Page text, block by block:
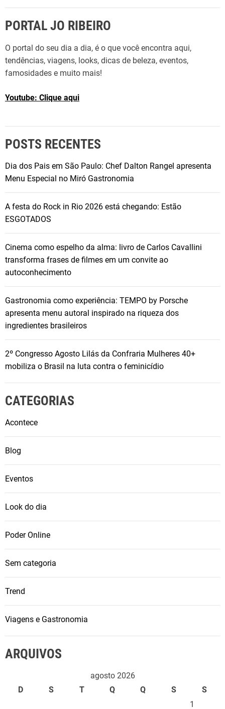
i
a
r
p
o
:
PORTAL JO RIBEIRO
O portal do seu dia a dia, é o que você encontra aqui,
tendências, viagens, looks, dicas de beleza, eventos,
famosidades e muito mais!
Youtube: Clique aqui
POSTS RECENTES
Dia dos Pais em São Paulo: Chef Dalton Rangel apresenta
Menu Especial no Miró Gastronomia
A festa do Rock in Rio 2026 está chegando: Estão
ESGOTADOS
Cinema como espelho da alma: livro de Carlos Cavallini
transforma frases de filmes em um convite ao
autoconhecimento
Gastronomia como experiência: TEMPO by Porsche
apresenta menu autoral inspirado na riqueza dos
ingredientes brasileiros
2º Congresso Agosto Lilás da Confraria Mulheres 40+
mobiliza o Brasil na luta contra o feminicídio
CATEGORIAS
Acontece
Blog
Eventos
Look do dia
Poder Online
Sem categoria
Trend
Viagens e Gastronomia
ARQUIVOS
agosto 2026
D
S T Q Q S
S
1